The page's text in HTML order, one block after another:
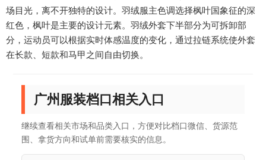
场目光，离不开独特的设计。羽绒服主色调选择枫叶国象征的深
红色，枫叶是主要的设计元素。羽绒外套下半部分为可拆卸部
分，运动员可以根据实时体感温度的变化，通过拉链系统使外套
在长款、短款和马甲之间自由切换。
广州服装档口相关入口
继续查看相关市场和品类入口，方便对比档口微信、货源范
围、拿货方向和试单前需要核实的信息。